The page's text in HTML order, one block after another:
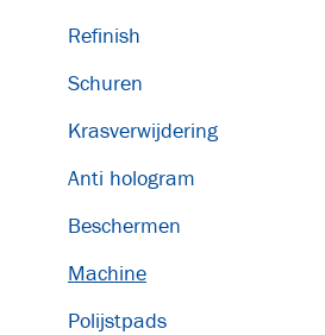
Refinish
Schuren
Krasverwijdering
Anti hologram
Beschermen
Machine
Polijstpads